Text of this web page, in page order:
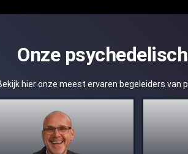
Onze
hier onze meest ervaren begeleiders van